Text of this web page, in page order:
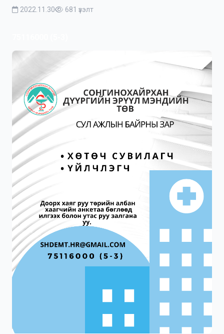
2022.11.30 681 үзэлт